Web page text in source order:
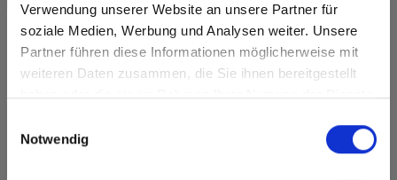
Verwendung unserer Website an unsere Partner für
soziale Medien, Werbung und Analysen weiter. Unsere
Partner führen diese Informationen möglicherweise mit
weiteren Daten zusammen, die Sie ihnen bereitgestellt
haben oder die sie im Rahmen Ihrer Nutzung der Dienste
Notwendig
sr.modal is not closeable
Are you based in the Verenigde
Staten?
rest of the world!
Gemakkelijk schoon te
maken
Slagvast
Krasvast Oplosmiddelbestendig
Duurzaam
Duurzaam gesloten